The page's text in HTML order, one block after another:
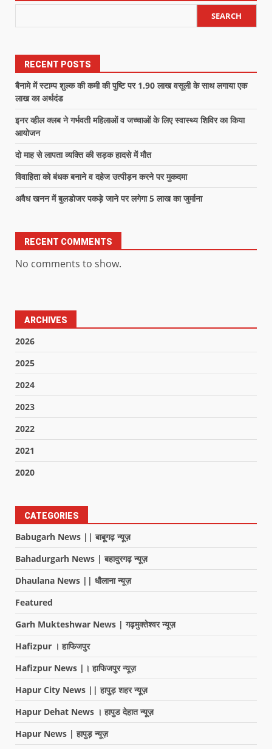
SEARCH
RECENT POSTS
बैनामे में स्टाम्प शुल्क की कमी की पुष्टि पर 1.90 लाख वसूली के साथ लगाया एक
लाख का अर्थदंड
इनर व्हील क्लब ने गर्भवती महिलाओं व जच्चाओं के लिए स्वास्थ्य शिविर का किया
आयोजन
दो माह से लापता व्यक्ति की सड़क हादसे में मौत
विवाहिता को बंधक बनाने व दहेज उत्पीड़न करने पर मुकदमा
अवैध खनन में बुलडोजर पकड़े जाने पर लगेगा 5 लाख का जुर्माना
RECENT COMMENTS
No comments to show.
ARCHIVES
2026
2025
2024
2023
2022
2021
2020
CATEGORIES
Babugarh News || बाबूगढ़ न्यूज़
Bahadurgarh News | बहादुरगढ़ न्यूज़
Dhaulana News || धौलाना न्यूज़
Featured
Garh Mukteshwar News | गढ़मुक्तेश्वर न्यूज़
Hafizpur । हाफिजपुर
Hafizpur News |। हाफिजपुर न्यूज़
Hapur City News || हापुड़ शहर न्यूज़
Hapur Dehat News । हापुड देहात न्यूज़
Hapur News | हापुड़ न्यूज़